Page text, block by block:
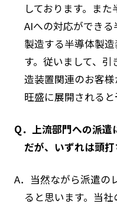
しております。また
AIへの対応ができ
製造する半導体製
す。従いまして、
造装置関連のお客様
旺盛に展開されると
Q．上流部門への派遣
だが、いずれは頭
A．当然ながら派遣の
ると思います。当